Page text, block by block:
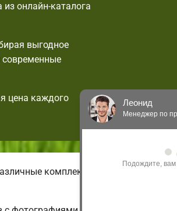
онлайн-каталога
выгодное
цена каждого
комплектации
Леонид
Менеджер по
Здравствуйте! Я могу
акциям и проектам.